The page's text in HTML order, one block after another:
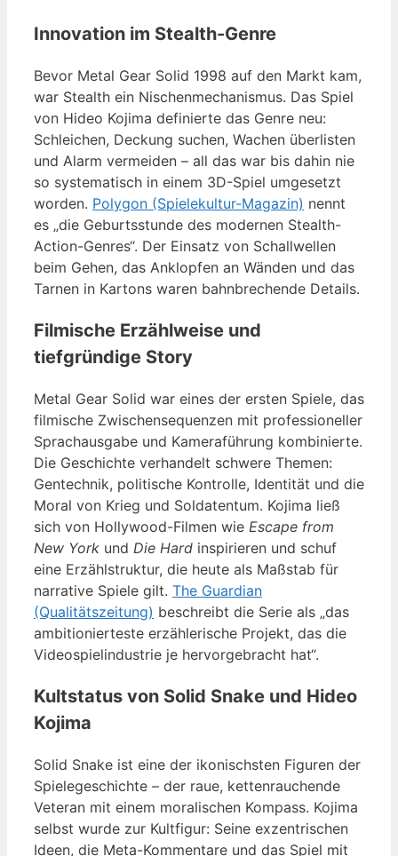
Innovation im Stealth-Genre
Bevor Metal Gear Solid 1998 auf den Markt kam,
war Stealth ein Nischenmechanismus. Das Spiel
von Hideo Kojima definierte das Genre neu:
Schleichen, Deckung suchen, Wachen überlisten
und Alarm vermeiden – all das war bis dahin nie
so systematisch in einem 3D-Spiel umgesetzt
worden. Polygon (Spielekultur-Magazin) nennt
es „die Geburtsstunde des modernen Stealth-
Action-Genres“. Der Einsatz von Schallwellen
beim Gehen, das Anklopfen an Wänden und das
Tarnen in Kartons waren bahnbrechende Details.
Filmische Erzählweise und
tiefgründige Story
Metal Gear Solid war eines der ersten Spiele, das
filmische Zwischensequenzen mit professioneller
Sprachausgabe und Kameraführung kombinierte.
Die Geschichte verhandelt schwere Themen:
Gentechnik, politische Kontrolle, Identität und die
Moral von Krieg und Soldatentum. Kojima ließ
sich von Hollywood-Filmen wie Escape from
New York und Die Hard inspirieren und schuf
eine Erzählstruktur, die heute als Maßstab für
narrative Spiele gilt. The Guardian
(Qualitätszeitung) beschreibt die Serie als „das
ambitionierteste erzählerische Projekt, das die
Videospielindustrie je hervorgebracht hat“.
Kultstatus von Solid Snake und Hideo
Kojima
Solid Snake ist eine der ikonischsten Figuren der
Spielegeschichte – der raue, kettenrauchende
Veteran mit einem moralischen Kompass. Kojima
selbst wurde zur Kultfigur: Seine exzentrischen
Ideen, die Meta-Kommentare und das Spiel mit